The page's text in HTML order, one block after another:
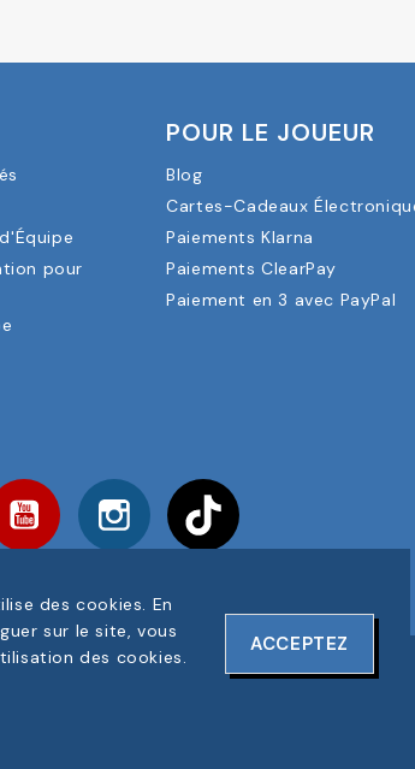
pour
POUR LE JOUEUR
Blog
Cartes-Cadeaux
Paiements Klarna
Paiements ClearPay
Paiement en 3 avec PayPal
YouTube Instagram
AMERICA UK TOUS DROITS RÉSERVÉS
des cookies. En
sur le site, vous
des cookies.
ACCEPTEZ